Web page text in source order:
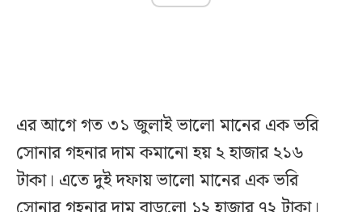
এর আগে গত ৩১ জুলাই ভালো মানের এক ভরি
সোনার গহনার দাম কমানো হয় ২ হাজার ২১৬
টাকা। এতে দুই দফায় ভালো মানের এক ভরি